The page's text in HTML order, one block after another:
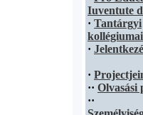
Iuventute
· Tantárgyi
·
·
·· Olvasási
··